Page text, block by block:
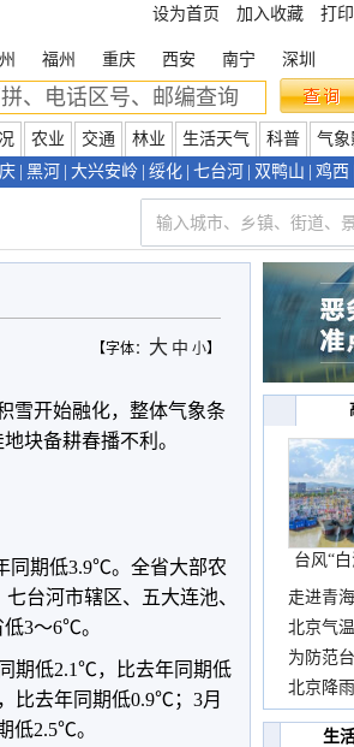
设为首页 加入收藏 打印
福州 重庆 西安 南宁 深圳
农业 交通 林业 生活天气 科普 气象
黑河 大兴安岭 绥化 七台河 双鸭山 鸡西
【字体： 大 中 小】
雪开始融化，整体气象条
块备耕春播不利。
同期低3.9℃。全省大部农
台河市辖区、五大连池、
3～6℃。
期低2.1℃，比去年同期低
比去年同期低0.9℃；3月
低2.5℃。
台风“
走进青
近
北京气
霞
为防范
观
北京降
现
生